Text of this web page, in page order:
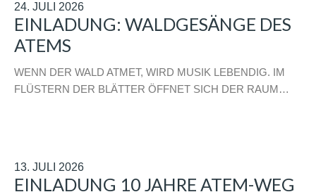
24. JULI 2026
EINLADUNG: WALDGESÄNGE DES
ATEMS
WENN DER WALD ATMET, WIRD MUSIK LEBENDIG. IM
FLÜSTERN DER BLÄTTER ÖFFNET SICH DER RAUM…
13. JULI 2026
EINLADUNG 10 JAHRE ATEM-WEG